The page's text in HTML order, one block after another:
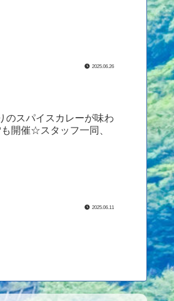
2025.06.26
のスパイスカレーが味わ
開催☆スタッフ一同、
2025.06.11